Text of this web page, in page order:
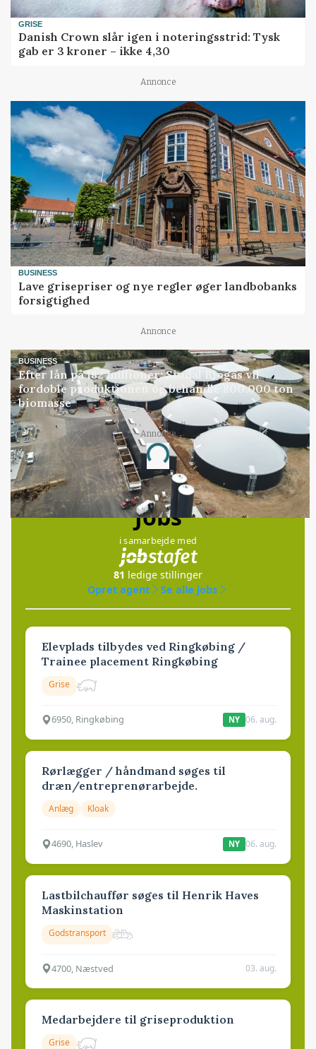
GRISE
Danish Crown slår igen i noteringsstrid: Tysk
gab er 3 kroner – ikke 4,30
Annonce
BUSINESS
Lave grisepriser og nye regler øger landbobanks
forsigtighed
Annonce
BUSINESS
Efter lån på 182 millioner: Sindal Biogas vil
fordoble produktionen og behandle 800.000 ton
biomasse
Annonce
Loading...
Jobs
i samarbejde med
81 ledige stillinger
Opret agent
Se alle jobs
Elevplads tilbydes ved Ringkøbing /
Trainee placement Ringkøbing
Grise
6950, Ringkøbing NY 06. aug.
Rørlægger / håndmand søges til
dræn/entreprenørarbejde.
Anlæg Kloak
4690, Haslev NY 06. aug.
Lastbilchauffør søges til Henrik Haves
Maskinstation
Godstransport
4700, Næstved 03. aug.
Medarbejdere til griseproduktion
Grise